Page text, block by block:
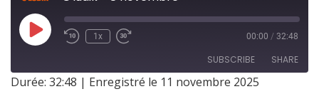
1x 00:00 / 32:48
SUBSCRIBE SHARE
Durée: 32:48 | Enregistré le 11 novembre 2025